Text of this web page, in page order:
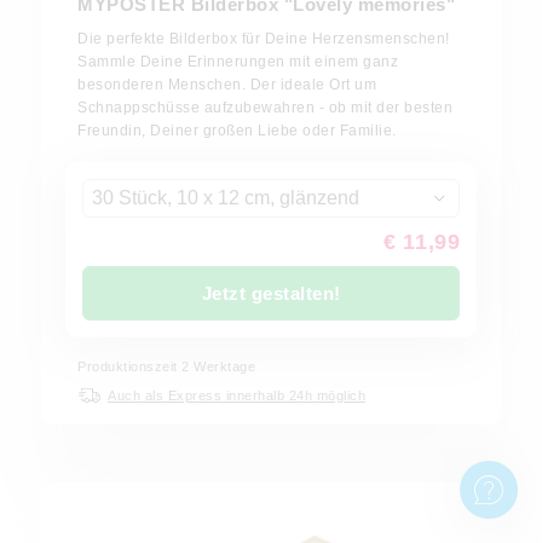
MYPOSTER Bilderbox "Lovely memories"
Die perfekte Bilderbox für Deine Herzensmenschen!
Sammle Deine Erinnerungen mit einem ganz
besonderen Menschen. Der ideale Ort um
Schnappschüsse aufzubewahren - ob mit der besten
Freundin, Deiner großen Liebe oder Familie.
30 Stück, 10 x 12 cm, glänzend
€ 11,99
Jetzt gestalten!
Produktionszeit 2 Werktage
Auch als Express innerhalb 24h möglich